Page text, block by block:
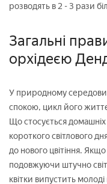
розводять в 2 - 3 рази
Загальні
орхідеєю
У природному
спокою, цикл його
Що стосується
короткого світлового
до нового цвітіння.
подовжуючи штучно
квітки випустить